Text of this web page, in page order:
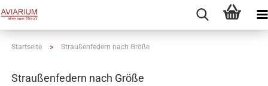
Startseite » Straußenfedern nach Größe
Straußenfedern nach Größe